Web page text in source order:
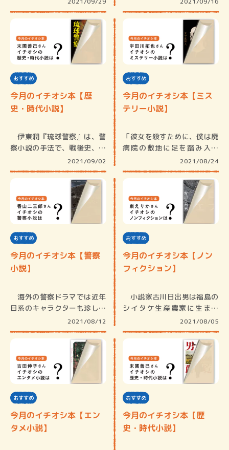
おすすめ
今月のイチオシ本【歴
史・時代小説】
伊東潤『琉球警察』は、警
察小説の手法で、戦後史、日
2021/09/02
おすすめ
今月のイチオシ本【ミス
テリー小説】
「彼女を殺すために、僕は廃
病院の敷地に足を踏み入れ
2021/08/24
おすすめ
今月のイチオシ本【警察
小説】
海外の警察ドラマでは近年
日系のキャラクターも珍しく
2021/08/12
おすすめ
今月のイチオシ本【ノン
フィクション】
小説家古川日出男は福島の
シイタケ生産農家に生まれ
2021/08/05
おすすめ
今月のイチオシ本【エン
タメ小説】
おすすめ
今月のイチオシ本【歴
史・時代小説】